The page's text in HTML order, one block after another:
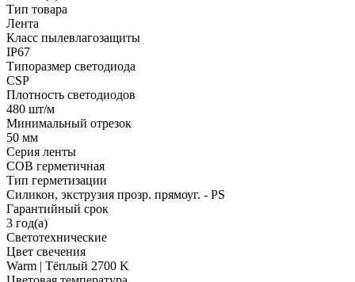
Тип товара
Лента
Класс пылевлагозащиты
IP67
Типоразмер светодиода
CSP
Плотность светодиодов
480 шт/м
Минимальный отрезок
50 мм
Серия ленты
COB герметичная
Тип герметизации
Силикон, экструзия прозр. прямоуг. - PS
Гарантийный срок
3 год(а)
Светотехнические
Цвет свечения
Warm | Тёплый 2700 K